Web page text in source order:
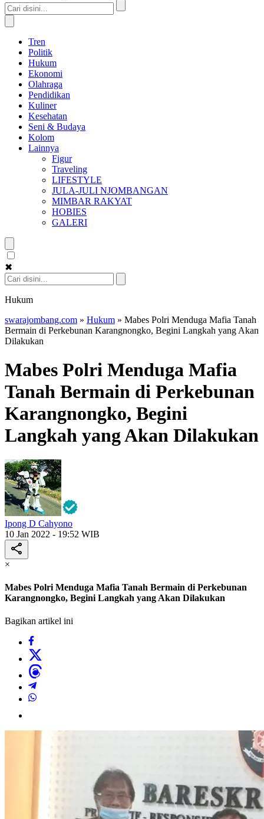
Tren
Politik
Hukum
Ekonomi
Olahraga
Pendidikan
Kuliner
Kesehatan
Seni & Budaya
Kolom
Lainnya
Figur
Traveling
LIFESTYLE
JULA-JULI NJOMBANGAN
MIMBAR RAKYAT
HOBIES
GALERI
✖
Hukum
swarajombang.com » Hukum » Mabes Polri Menduga Mafia Tanah
Bermain di Perkebunan Karangnongko, Begini Langkah yang Akan
Dilakukan
Mabes Polri Menduga Mafia
Tanah Bermain di Perkebunan
Karangnongko, Begini
Langkah yang Akan Dilakukan
Ipong D Cahyono
10 Jan 2022 - 19:52 WIB
×
Mabes Polri Menduga Mafia Tanah Bermain di Perkebunan
Karangnongko, Begini Langkah yang Akan Dilakukan
Bagikan artikel ini